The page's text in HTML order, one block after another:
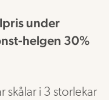
under
helgen 30%
skålar i 3 storlekar